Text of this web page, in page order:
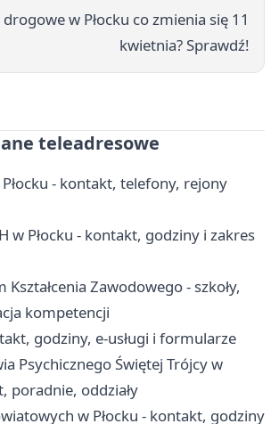
w Płocku co zmienia się 11
kwietnia? Sprawdź!
teleadresowe
- kontakt, telefony, rejony
w Płocku - kontakt, godziny i zakres
Kształcenia Zawodowego - szkoły,
kompetencji
godziny, e-usługi i formularze
Psychicznego Świętej Trójcy w
poradnie, oddziały
w Płocku - kontakt, godziny